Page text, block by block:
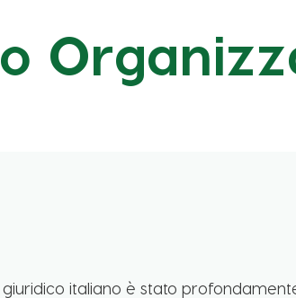
italiano è stato